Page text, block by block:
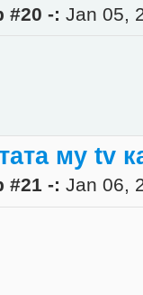
#20 -: Jan 05,
му tv
#21 -: Jan 06,